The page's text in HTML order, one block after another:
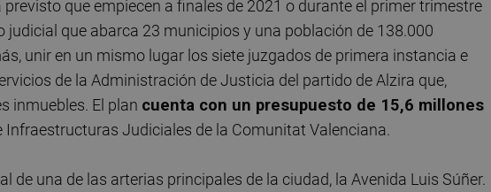
que empiecen a finales de 2021 o durante el primer trimestre
judicial que abarca 23 municipios y una población de 138.000
unir en un mismo lugar los siete juzgados de primera instancia e
de la Administración de Justicia del partido de Alzira que,
inmuebles. El plan cuenta con un presupuesto de 15,6 millones
Infraestructuras Judiciales de la Comunitat Valenciana.
de una de las arterias principales de la ciudad, la Avenida Luis Súñer.